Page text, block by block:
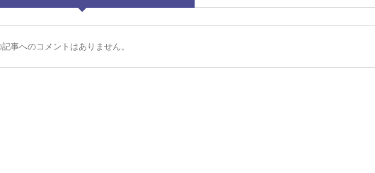
記事へのコメントはありません。